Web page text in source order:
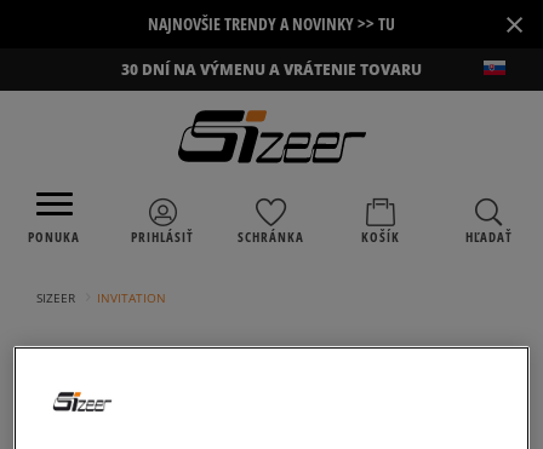
NAJNOVŠIE TRENDY A NOVINKY >> TU ×
30 DNÍ NA VÝMENU A VRÁTENIE TOVARU
PONUKA PRIHLÁSIŤ SCHRÁNKA KOŠÍK HĽADAŤ
SIZEER INVITATION